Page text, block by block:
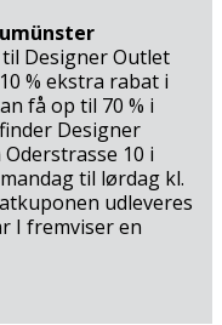
Designer Outlet
% ekstra rabat i
få op til 70 % i
Designer
10 i
til lørdag kl.
udleveres
I fremviser en